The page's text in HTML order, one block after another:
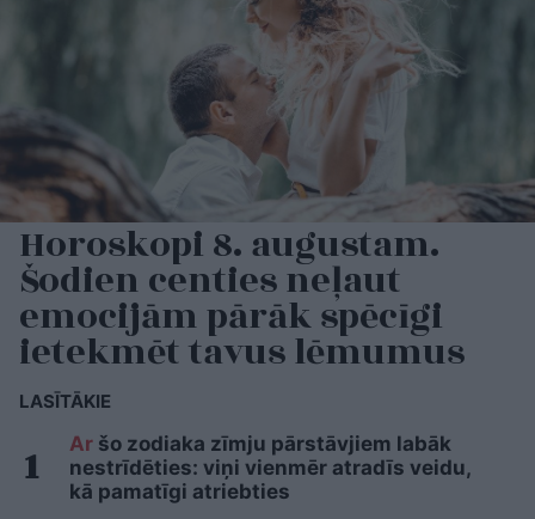
Horoskopi 8. augustam.
Šodien centies neļaut
emocijām pārāk spēcīgi
ietekmēt tavus lēmumus
LASĪTĀKIE
Ar šo zodiaka zīmju pārstāvjiem labāk
nestrīdēties: viņi vienmēr atradīs veidu,
kā pamatīgi atriebties